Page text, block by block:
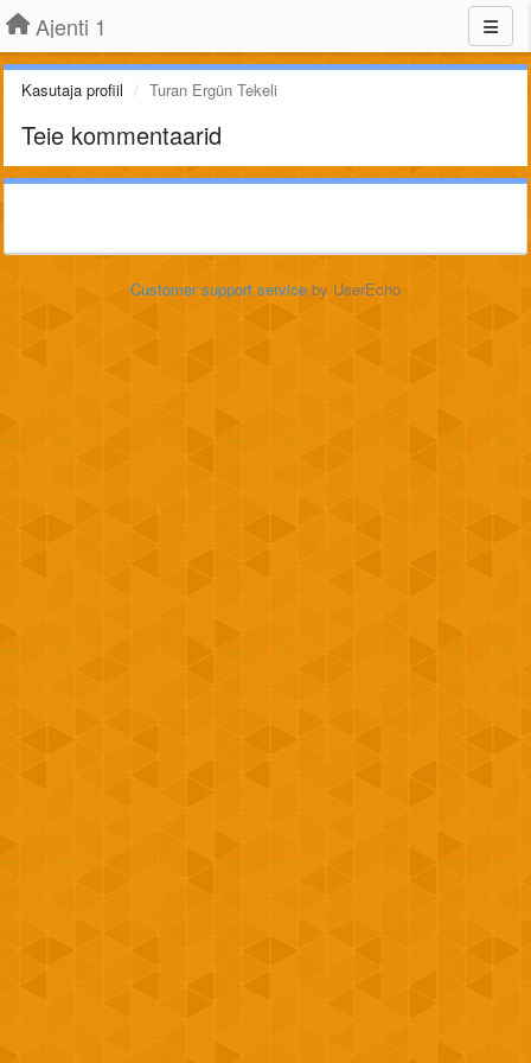
Ajenti 1
Kasutaja profiil Turan Ergün Tekeli
Teie kommentaarid
Customer support service by UserEcho